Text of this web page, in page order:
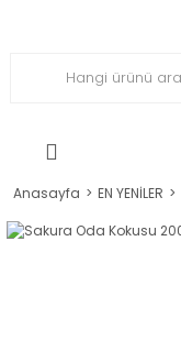
Anasayfa EN YENİLER